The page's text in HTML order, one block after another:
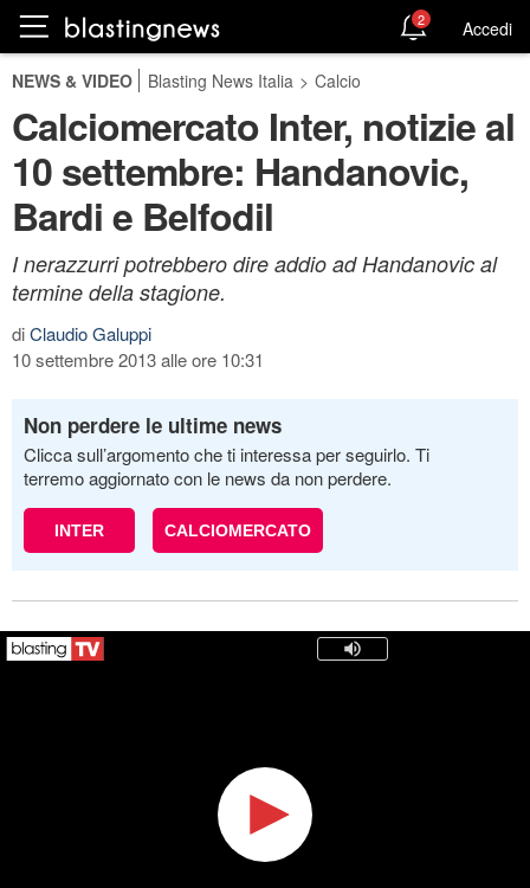
2 Accedi
NEWS & VIDEO Blasting News Italia > Calcio
Calciomercato Inter, notizie al
10 settembre: Handanovic,
Bardi e Belfodil
I nerazzurri potrebbero dire addio ad Handanovic al
termine della stagione.
diClaudio Galuppi
10 settembre 2013 alle ore 10:31
Non perdere le ultime news
Clicca sull’argomento che ti interessa per seguirlo. Ti
terremo aggiornato con le news da non perdere.
INTER CALCIOMERCATO